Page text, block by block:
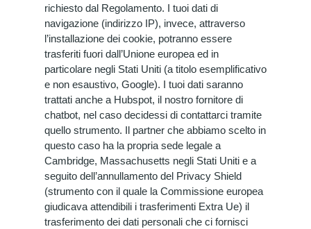
richiesto dal Regolamento. I tuoi dati di
navigazione (indirizzo IP), invece, attraverso
l’installazione dei cookie, potranno essere
trasferiti fuori dall’Unione europea ed in
particolare negli Stati Uniti (a titolo esemplificativo
e non esaustivo, Google). I tuoi dati saranno
trattati anche a Hubspot, il nostro fornitore di
chatbot, nel caso decidessi di contattarci tramite
quello strumento. Il partner che abbiamo scelto in
questo caso ha la propria sede legale a
Cambridge, Massachusetts negli Stati Uniti e a
seguito dell’annullamento del Privacy Shield
(strumento con il quale la Commissione europea
giudicava attendibili i trasferimenti Extra Ue) il
trasferimento dei dati personali che ci fornisci